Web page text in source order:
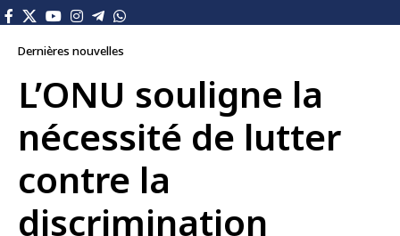
Dernières nouvelles
L’ONU souligne la
nécessité de lutter
contre la
discrimination